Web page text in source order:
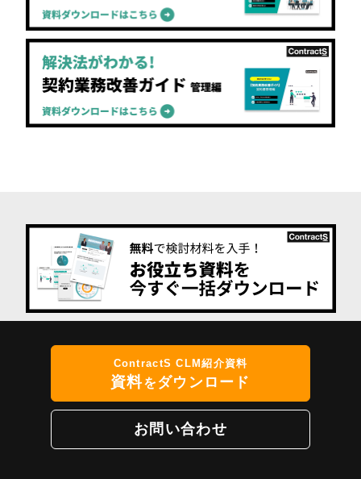
ContractS CLM紹介資料
資料をダウンロード
お問い合わせ